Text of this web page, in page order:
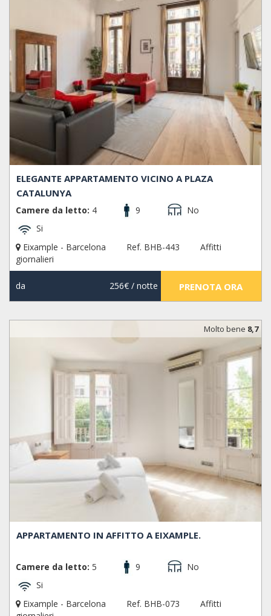
ELEGANTE APPARTAMENTO VICINO A PLAZA
CATALUNYA
Camere da letto: 4 9
No
Si
Eixample - Barcelona
Ref. BHB-443
Affitti
giornalieri
da 256€/ notte PRENOTA ORA
Molto bene 8,7
APPARTAMENTO IN AFFITTO A EIXAMPLE.
Camere da letto: 5 9
No
Si
Eixample - Barcelona
Ref. BHB-073
Affitti